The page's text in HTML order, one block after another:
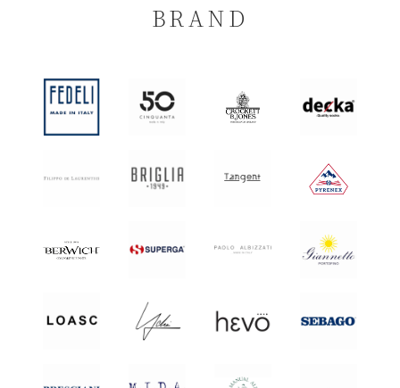
BRAND